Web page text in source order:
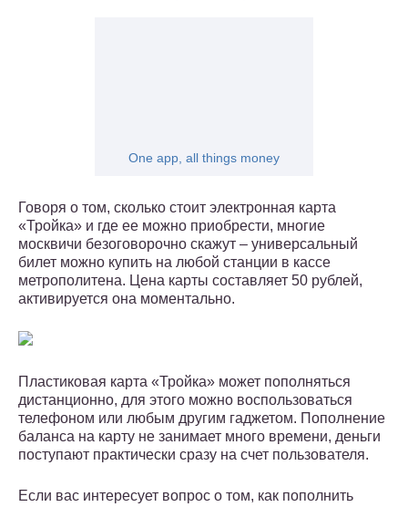
One app, all things money
Говоря о том, сколько стоит электронная карта
«Тройка» и где ее можно приобрести, многие
москвичи безоговорочно скажут – универсальный
билет можно купить на любой станции в кассе
метрополитена. Цена карты составляет 50 рублей,
активируется она моментально.
Пластиковая карта «Тройка» может пополняться
дистанционно, для этого можно воспользоваться
телефоном или любым другим гаджетом. Пополнение
баланса на карту не занимает много времени, деньги
поступают практически сразу на счет пользователя.
Если вас интересует вопрос о том, как пополнить